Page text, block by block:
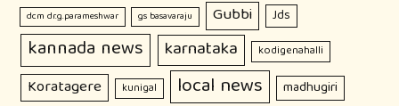
dcm dr.g.parameshwar gs basavaraju Gubbi Jds
kannada news karnataka kodigenahalli
Koratagere kunigal local news madhugiri